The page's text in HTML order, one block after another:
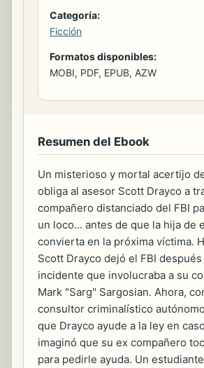
Categoría:
Ficción
Formatos disponibles:
MOBI, PDF, EPUB, AZW
Resumen del Ebook
Un misterioso y mortal acertijo
obliga al asesor Scott Drayco a
compañero distanciado del FBI
un loco... antes de que la hija de
convierta en la próxima víctima.
Scott Drayco dejó el FBI
incidente que involucraba a su
Mark "Sarg" Sargosian. Ahora,
consultor criminalístico
que Drayco ayude a la ley en
imaginó que su ex compañero
para pedirle ayuda. Un